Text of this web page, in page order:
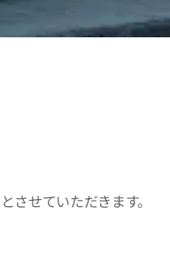
とさせていただきます。